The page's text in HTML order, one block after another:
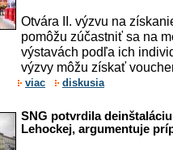
Otvára II. výzvu na
pomôžu zúčastniť sa na
výstavách podľa ich
výzvy môžu získať
viac diskusia
SNG potvrdila
Lehockej, argumentuje